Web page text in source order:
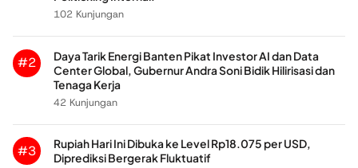
102 Kunjungan
#2
Daya Tarik Energi Banten Pikat Investor AI dan Data
Center Global, Gubernur Andra Soni Bidik Hilirisasi dan
Tenaga Kerja
42 Kunjungan
#3
Rupiah Hari Ini Dibuka ke Level Rp18.075 per USD,
Diprediksi Bergerak Fluktuatif